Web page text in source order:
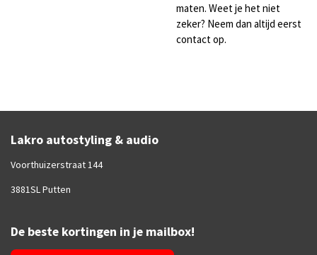
maten. Weet je het niet
zeker? Neem dan altijd eerst
contact op.
Lakro autostyling & audio
Voorthuizerstraat 144
3881SL Putten
De beste kortingen in je mailbox!